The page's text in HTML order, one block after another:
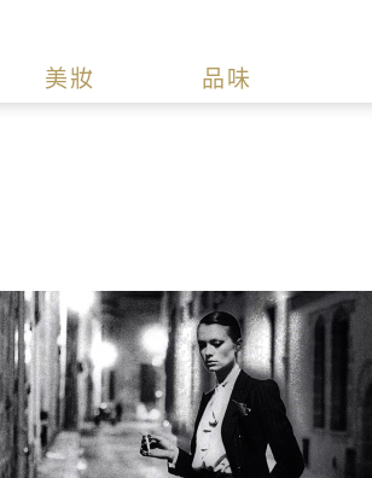
美妝 品味